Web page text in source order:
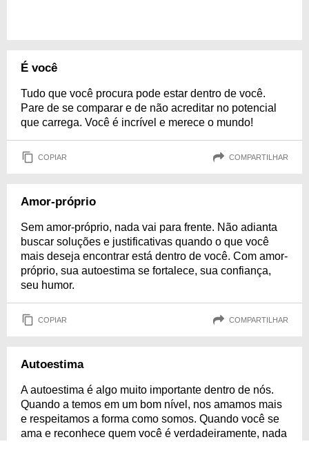
É você
Tudo que você procura pode estar dentro de você.
Pare de se comparar e de não acreditar no potencial
que carrega. Você é incrível e merece o mundo!
COPIAR COMPARTILHAR
Amor-próprio
Sem amor-próprio, nada vai para frente. Não adianta
buscar soluções e justificativas quando o que você
mais deseja encontrar está dentro de você. Com amor-
próprio, sua autoestima se fortalece, sua confiança,
seu humor.
COPIAR COMPARTILHAR
Autoestima
A autoestima é algo muito importante dentro de nós.
Quando a temos em um bom nível, nos amamos mais
e respeitamos a forma como somos. Quando você se
ama e reconhece quem você é verdadeiramente, nada